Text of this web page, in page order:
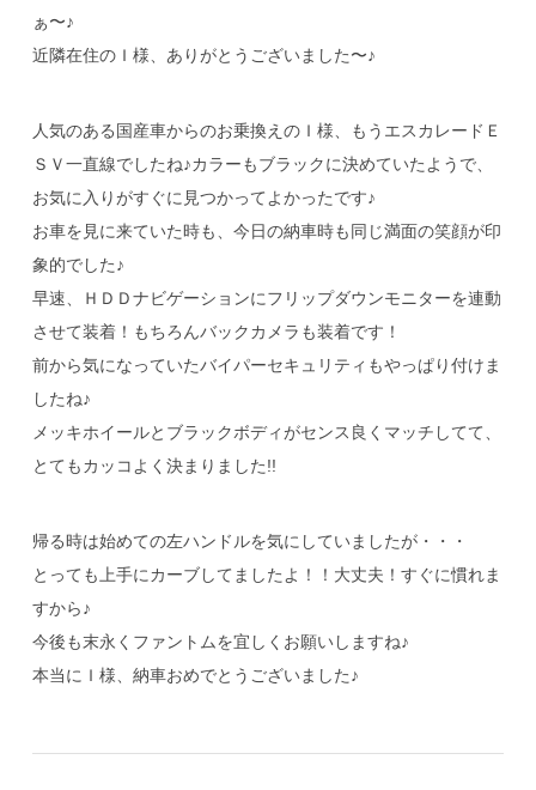
ぁ〜♪
近隣在住のＩ様、ありがとうございました〜♪
人気のある国産車からのお乗換えのＩ様、もうエスカレードＥ
ＳＶ一直線でしたね♪カラーもブラックに決めていたようで、
お気に入りがすぐに見つかってよかったです♪
お車を見に来ていた時も、今日の納車時も同じ満面の笑顔が印
象的でした♪
早速、ＨＤＤナビゲーションにフリップダウンモニターを連動
させて装着！もちろんバックカメラも装着です！
前から気になっていたバイパーセキュリティもやっぱり付けま
したね♪
メッキホイールとブラックボディがセンス良くマッチしてて、
とてもカッコよく決まりました!!
帰る時は始めての左ハンドルを気にしていましたが・・・
とっても上手にカーブしてましたよ！！大丈夫！すぐに慣れま
すから♪
今後も末永くファントムを宜しくお願いしますね♪
本当にＩ様、納車おめでとうございました♪